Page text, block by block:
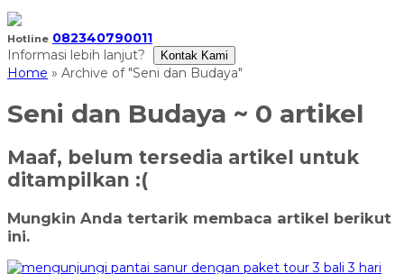
Hotline 082340790011
Informasi lebih lanjut?
Kontak Kami
Home » Archive of "Seni dan Budaya"
Seni dan Budaya ~ 0 artikel
Maaf, belum tersedia artikel untuk
ditampilkan :(
Mungkin Anda tertarik membaca artikel berikut
ini.